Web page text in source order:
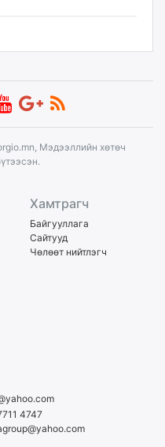
Мэдээллийн хөтөч
Хамтрагч
Байгууллага
Сайтууд
Чөлөөт нийтлэгч
4747